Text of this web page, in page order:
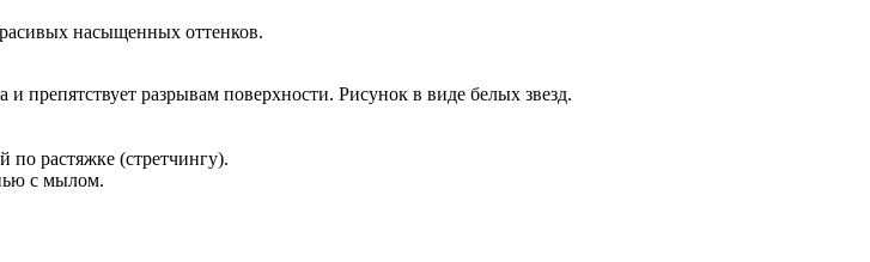
насыщенных оттенков.
препятствует разрывам поверхности. Рисунок в виде белых звезд.
растяжке (стретчингу).
с мылом.